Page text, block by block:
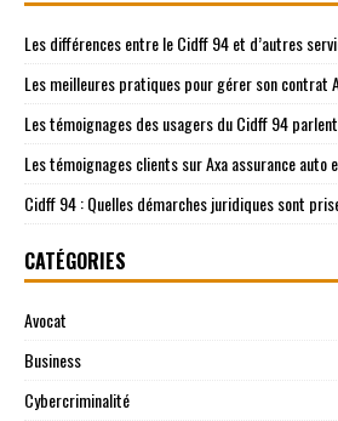
Les différences entre le Cidff 94 et d’autres
Les meilleures pratiques pour gérer son contrat
Les témoignages des usagers du Cidff 94
Les témoignages clients sur Axa assurance auto
Cidff 94 : Quelles démarches juridiques sont
CATÉGORIES
Avocat
Business
Cybercriminalité